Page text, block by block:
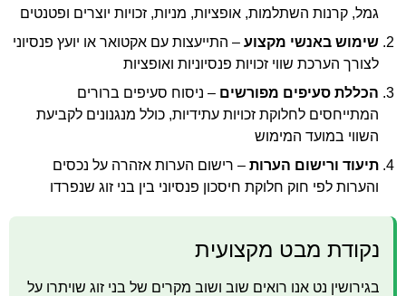
גמל, קרנות השתלמות, אופציות, מניות, זכויות יוצרים ופטנטים
שימוש באנשי מקצוע – התייעצות עם אקטואר או יועץ פנסיוני
לצורך הערכת שווי זכויות פנסיוניות ואופציות
הכללת סעיפים מפורשים – ניסוח סעיפים ברורים
המתייחסים לחלוקת זכויות עתידיות, כולל מנגנונים לקביעת
השווי במועד המימוש
תיעוד ורישום הערות – רישום הערות אזהרה על נכסים
והערות לפי חוק חלוקת חיסכון פנסיוני בין בני זוג שנפרדו
נקודת מבט מקצועית
בגירושין נט אנו רואים שוב ושוב מקרים של בני זוג שויתרו על